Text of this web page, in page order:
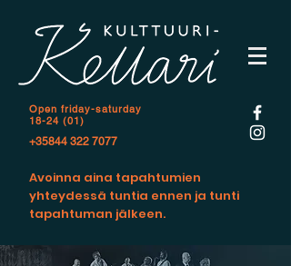
Open friday-saturday
18-24 (01)
+35844 322 7077
Avoinna aina tapahtumien
yhteydessä tuntia ennen ja tunti
tapahtuman jälkeen.